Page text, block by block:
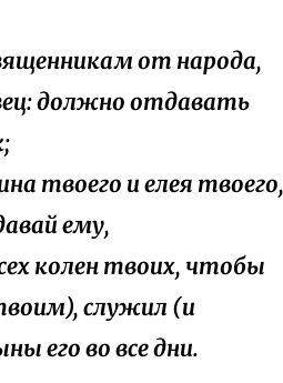
от народа,
должно отдавать
твоего и елея твоего,
ему,
колен твоих, чтобы
служил (и
его во все дни.